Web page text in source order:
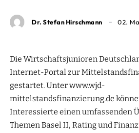
Dr. Stefan Hirschmann 02.
Die Wirtschaftsjunioren
Internet-Portal zur
gestartet. Unter www.wjd-
mittelstandsfinanzierung.de
Interessierte einen umfassenden
Themen Basel II, Rating und